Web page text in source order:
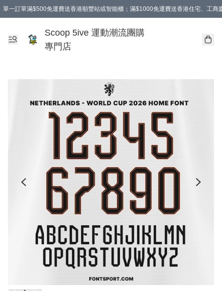
單一訂單滿$500免運費送香港順豐站或智能櫃；滿$1000免運費送香港住宅、工商
Scoop 5ive 運動潮流團購
專門店